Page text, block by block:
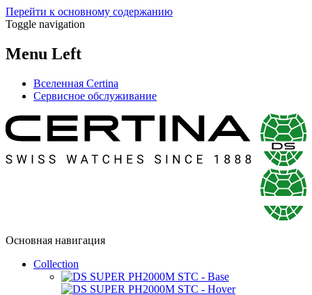
Перейти к основному содержанию
Toggle navigation
Menu Left
Вселенная Certina
Сервисное обслуживание
Основная навигация
Collection